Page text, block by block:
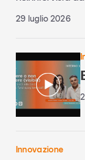
29 luglio 2026
Innovazione